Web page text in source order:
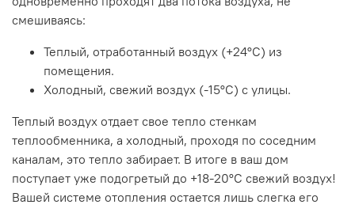
смешиваясь:
Теплый, отработанный воздух (+24°C) из
помещения.
Холодный, свежий воздух (-15°C) с улицы.
Теплый воздух отдает свое тепло стенкам
теплообменника, а холодный, проходя по соседним
каналам, это тепло забирает. В итоге в ваш дом
поступает уже подогретый до +18-20°C свежий воздух!
Вашей системе отопления остается лишь слегка его